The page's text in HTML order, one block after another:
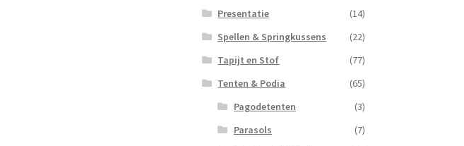
Presentatie
(14)
Spellen & Springkussens
(22)
Tapijt en Stof
(77)
Tenten & Podia
(65)
Pagodetenten
(3)
Parasols
(7)